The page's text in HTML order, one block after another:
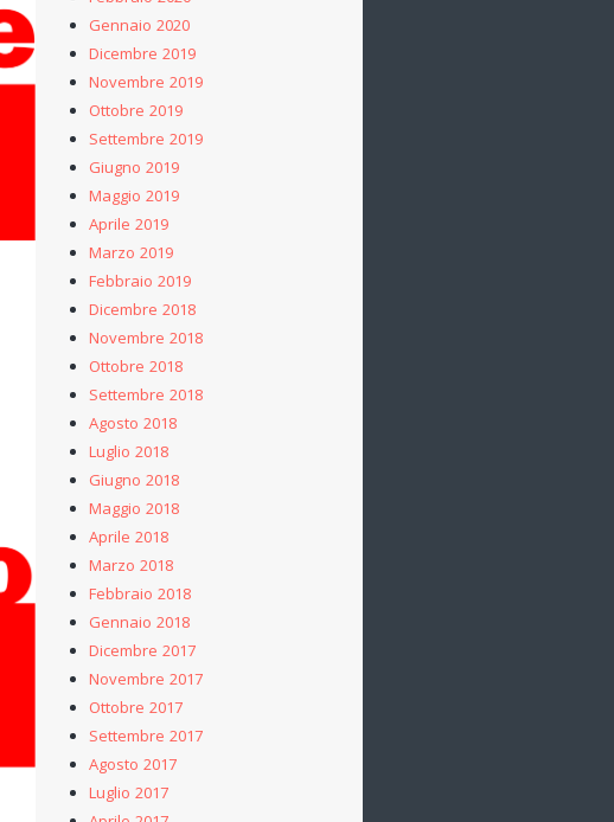
Gennaio 2020
Dicembre 2019
Novembre 2019
Ottobre 2019
Settembre 2019
Giugno 2019
Maggio 2019
Aprile 2019
Marzo 2019
Febbraio 2019
Dicembre 2018
Novembre 2018
Ottobre 2018
Settembre 2018
Agosto 2018
Luglio 2018
Giugno 2018
Maggio 2018
Aprile 2018
Marzo 2018
Febbraio 2018
Gennaio 2018
Dicembre 2017
Novembre 2017
Ottobre 2017
Settembre 2017
Agosto 2017
Luglio 2017